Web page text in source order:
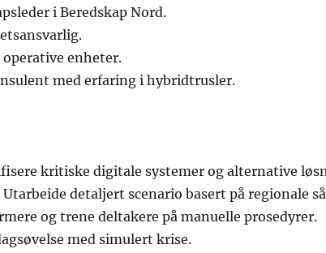
i Beredskap Nord.
enheter.
med erfaring i hybridtrusler.
kritiske digitale systemer og alternative
Utarbeide detaljert scenario basert på regionale
og trene deltakere på manuelle prosedyrer.
med simulert krise.